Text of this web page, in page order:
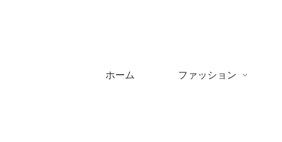
ホーム ファッション